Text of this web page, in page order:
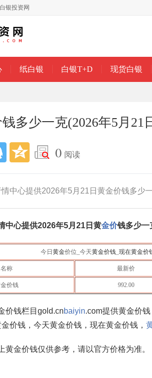
银投资网
纸白银 白银T+D 现货白银
多少一克(2026年5月21
0 阅读
中心提供2026年5月21日黄金价钱多少
中心提供2026年5月21日 黄金价钱多少一
今日黄金价位_今天黄金价钱 _现在黄金价
名称 最新价
价钱 992.00
价钱栏目gold.cnbaiyin.com提供黄金价
价钱，今天黄金价钱，现在黄金价钱，
黄金价钱仅供参考，请以官方价格为准。